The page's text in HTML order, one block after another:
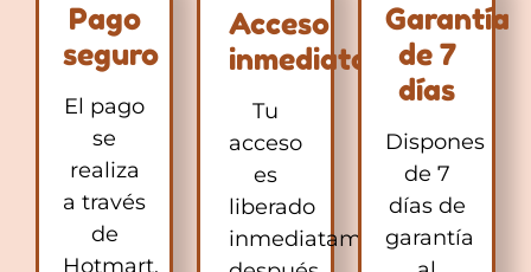
Pago
seguro
El pago
se
realiza
a través
de
Hotmart.
Acceso
inmediato
Tu
acceso
es
liberado
inmediatamente
Garantía
de 7
días
Dispones
de 7
días de
garantía